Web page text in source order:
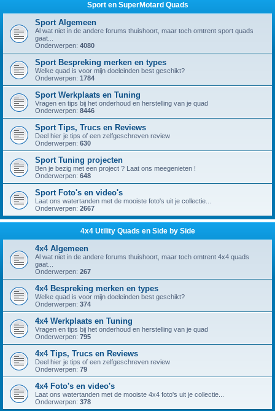
Sport en SuperMotard Quads
Sport Algemeen
Al wat niet in de andere forums thuishoort, maar toch omtrent sport quads
gaat...
Onderwerpen: 4080
Sport Bespreking merken en types
Welke quad is voor mijn doeleinden best geschikt?
Onderwerpen: 1784
Sport Werkplaats en Tuning
Vragen en tips bij het onderhoud en herstelling van je quad
Onderwerpen: 8446
Sport Tips, Trucs en Reviews
Deel hier je tips of een zelfgeschreven review
Onderwerpen: 630
Sport Tuning projecten
Ben je bezig met een project ? Laat ons meegenieten !
Onderwerpen: 648
Sport Foto's en video's
Laat ons watertanden met de mooiste foto's uit je collectie...
Onderwerpen: 2667
4x4 Utility Quads en Side by Side
4x4 Algemeen
Al wat niet in de andere forums thuishoort, maar toch omtrent 4x4 quads
gaat...
Onderwerpen: 267
4x4 Bespreking merken en types
Welke quad is voor mijn doeleinden best geschikt?
Onderwerpen: 374
4x4 Werkplaats en Tuning
Vragen en tips bij het onderhoud en herstelling van je quad
Onderwerpen: 795
4x4 Tips, Trucs en Reviews
Deel hier je tips of een zelfgeschreven review
Onderwerpen: 79
4x4 Foto's en video's
Laat ons watertanden met de mooiste 4x4 foto's uit je collectie...
Onderwerpen: 378